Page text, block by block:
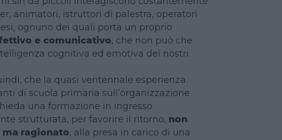
animatori, istruttori di palestra, operatori
ognuno dei quali porta un proprio
e comunicativo, che non può che
cognitiva ed emotiva dei nostri
che la quasi ventennale esperienza
di scuola primaria sull’organizzazione
una formazione in ingresso
strutturata, per favorire il ritorno, non
ragionato, alla presa in carico di una